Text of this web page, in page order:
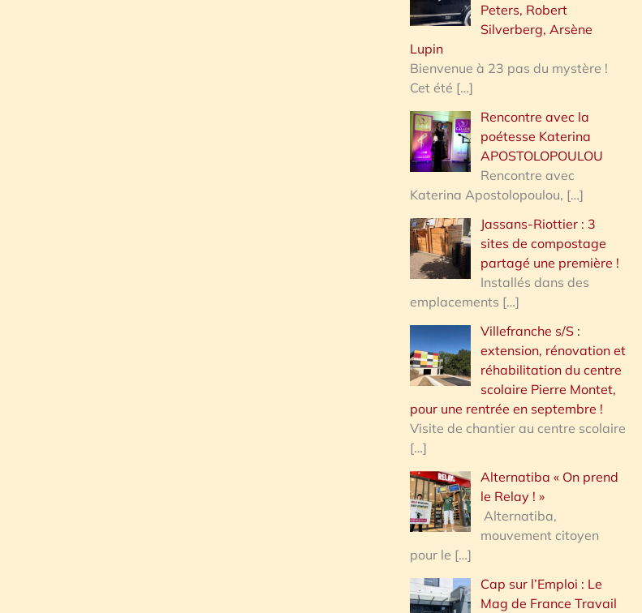
Peters, Robert
Silverberg, Arsène
Lupin
Bienvenue à 23 pas du mystère !
Cet été […]
Rencontre avec la
poétesse Katerina
APOSTOLOPOULOU
Rencontre avec
Katerina Apostolopoulou, […]
Jassans-Riottier : 3
sites de compostage
partagé une première !
Installés dans des
emplacements […]
Villefranche s/S :
extension, rénovation et
réhabilitation du centre
scolaire Pierre Montet,
pour une rentrée en septembre !
Visite de chantier au centre scolaire
[…]
Alternatiba « On prend
le Relay ! »
Alternatiba,
mouvement citoyen
pour le […]
Cap sur l’Emploi : Le
Mag de France Travail